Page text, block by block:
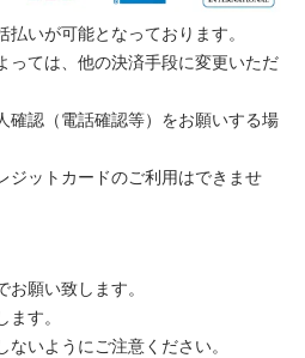
いが可能となっております。
ては、他の決済手段に変更いただ
認（電話確認等）をお願いする場
ジットカードのご利用はできませ
願い致します。
す。
いようにご注意ください。